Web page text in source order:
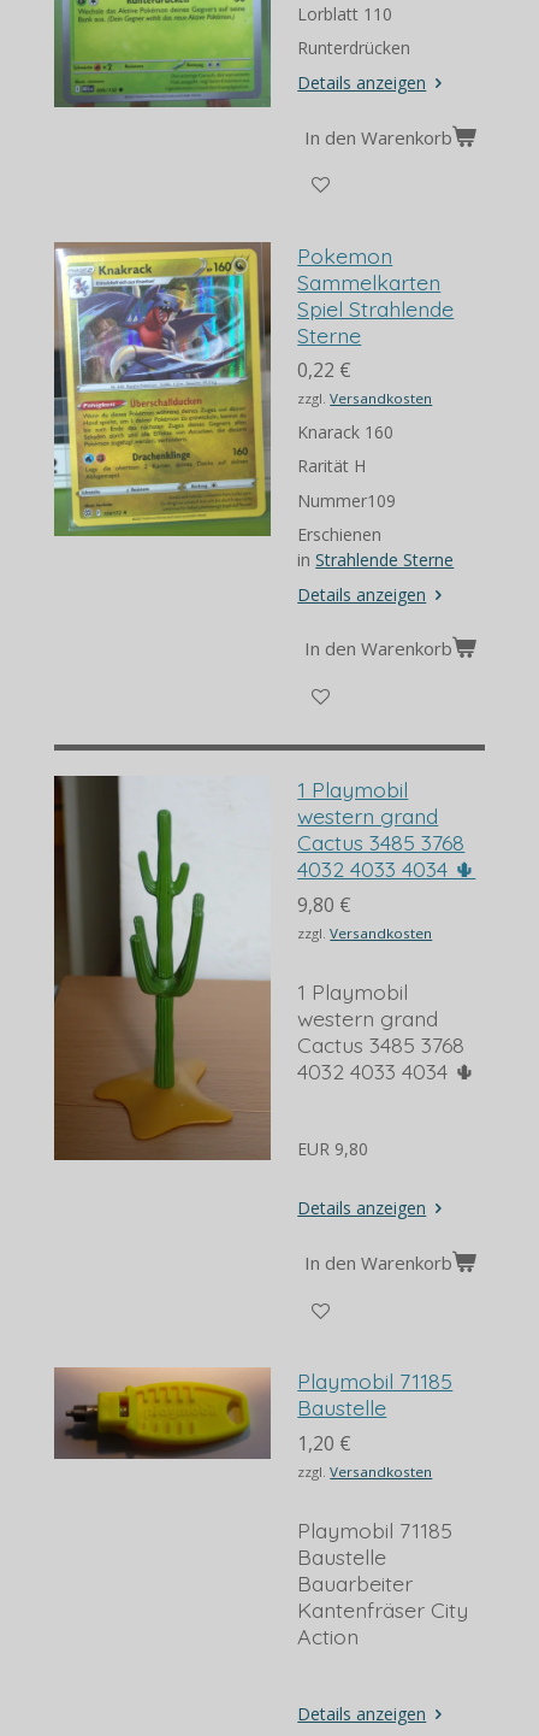
Lorblatt 110
Runterdrücken
Details anzeigen
In den Warenkorb
Pokemon
Sammelkarten
Spiel Strahlende
Sterne
0,22 €
zzgl.Versandkosten
Knarack 160
Rarität H
Nummer109
Erschienen
inStrahlende Sterne
Details anzeigen
In den Warenkorb
1 Playmobil
western grand
Cactus 3485 3768
4032 4033 4034 🌵
9,80 €
zzgl.Versandkosten
1 Playmobil
western grand
Cactus 3485 3768
4032 4033 4034 🌵
EUR 9,80
Details anzeigen
In den Warenkorb
Playmobil 71185
Baustelle
1,20 €
zzgl.Versandkosten
Playmobil 71185
Baustelle
Bauarbeiter
Kantenfräser City
Action
Details anzeigen